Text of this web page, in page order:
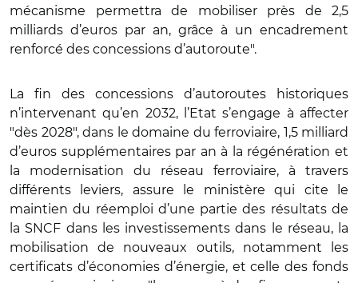
mécanisme permettra de mobiliser près de 2,5
milliards d’euros par an, grâce à un encadrement
renforcé des concessions d’autoroute".
La fin des concessions d’autoroutes historiques
n’intervenant qu’en 2032, l’Etat s’engage à affecter
"dès 2028", dans le domaine du ferroviaire, 1,5 milliard
d’euros supplémentaires par an à la régénération et
la modernisation du réseau ferroviaire, à travers
différents leviers, assure le ministère qui cite le
maintien du réemploi d’une partie des résultats de
la SNCF dans les investissements dans le réseau, la
mobilisation de nouveaux outils, notamment les
certificats d’économies d’énergie, et celle des fonds